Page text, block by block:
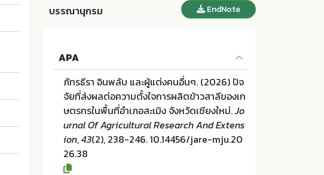
บรรณานุกรม EndNote
APA
ภัทรธีรา อินพลับ และผู้แต่งคนอื่นๆ. (2026) ปัจ
จัยที่ส่งผลต่อความตั้งใจการผลิตข้าวสาลีของเก
ษตรกรในพื้นที่อำเภอสะเมิง จังหวัดเชียงใหม่.Jo
urnal Of Agricultural Research And Extens
ion,43(2), 238-246. 10.14456/jare-mju.20
26.38